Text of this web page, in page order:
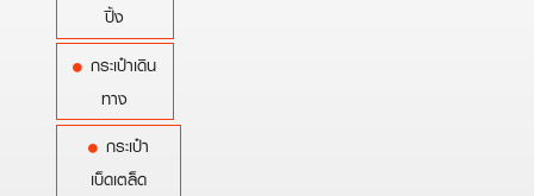
ปิ้ง
กระเป๋าเดิน
ทาง
กระเป๋า
เบ็ดเตล็ด